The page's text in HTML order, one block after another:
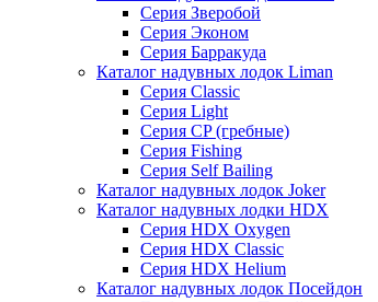
Серия Зверобой
Серия Эконом
Серия Барракуда
Каталог надувных лодок Liman
Серия Classic
Серия Light
Серия CP (гребные)
Серия Fishing
Серия Self Bailing
Каталог надувных лодок Joker
Каталог надувных лодки HDX
Серия HDX Oxygen
Серия HDX Classic
Серия HDX Helium
Каталог надувных лодок Посейдон